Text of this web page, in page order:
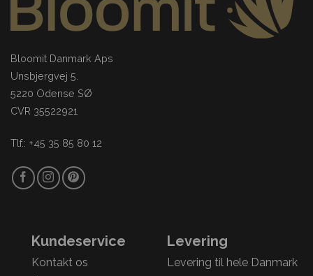
Bloomit Danmark Aps
Unsbjergvej 5.
5220 Odense SØ
CVR 35522921
Tlf.: +45 35 85 80 12
Kundeservice
Kontakt os
Levering
Levering til hele Danmark